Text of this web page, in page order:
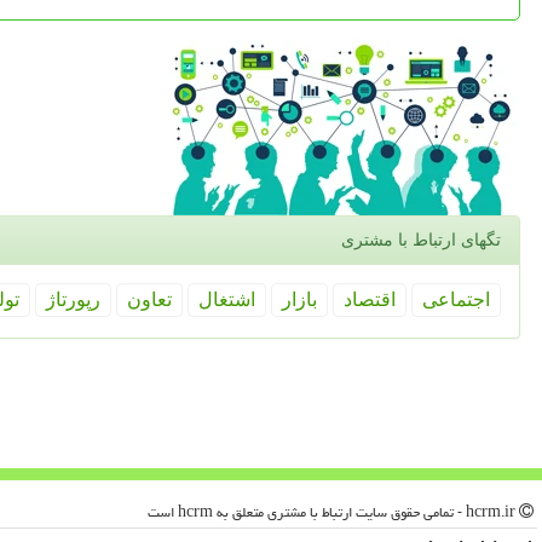
تگهای ارتباط با مشتری
اجتماعی اقتصاد بازار اشتغال تعاون رپورتاژ